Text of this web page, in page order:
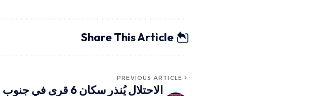
Share This Article
PREVIOUS ARTICLE
الاحتلال يُنذر سكان 6 قرى في جنوب